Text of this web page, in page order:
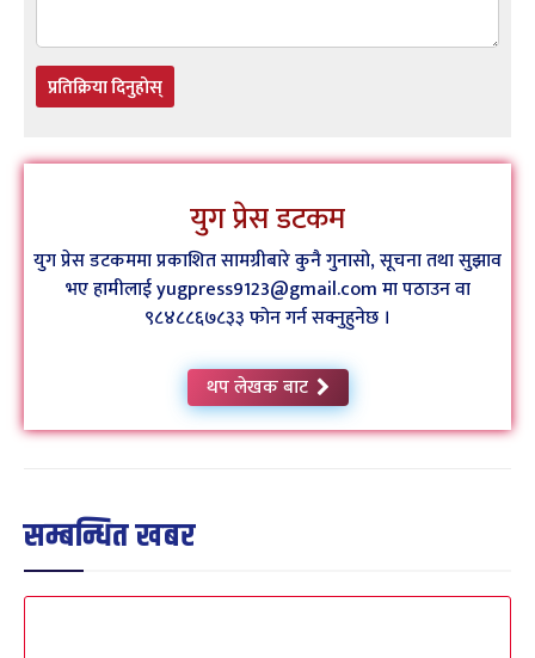
प्रतिक्रिया दिनुहोस्
युग प्रेस डटकम
युग प्रेस डटकममा प्रकाशित सामग्रीबारे कुनै गुनासो, सूचना तथा सुझाव
भए हामीलाई yugpress9123@gmail.com मा पठाउन वा
९८४८८६७८३३ फोन गर्न सक्नुहुनेछ ।
थप लेखक बाट
सम्बन्धित खबर